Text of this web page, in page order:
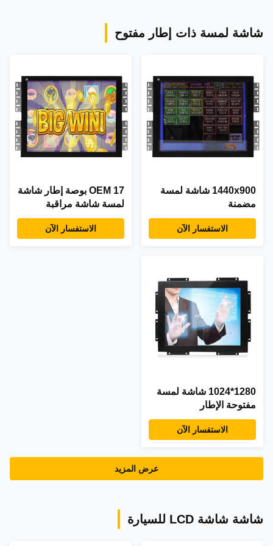
شاشة لمسة ذات إطار مفتوح
1440x900 شاشة لمسة
مضمنة
الاستفسار الآن
OEM 17 بوصة إطار شاشة
لمسة شاشة مراقبة
صناعية مع CGA VGA
الاستفسار الآن
1280*1024 شاشة لمسة
مفتوحة الإطار
الاستفسار الآن
عرض المزيد
شاشة شاشة LCD للسيارة